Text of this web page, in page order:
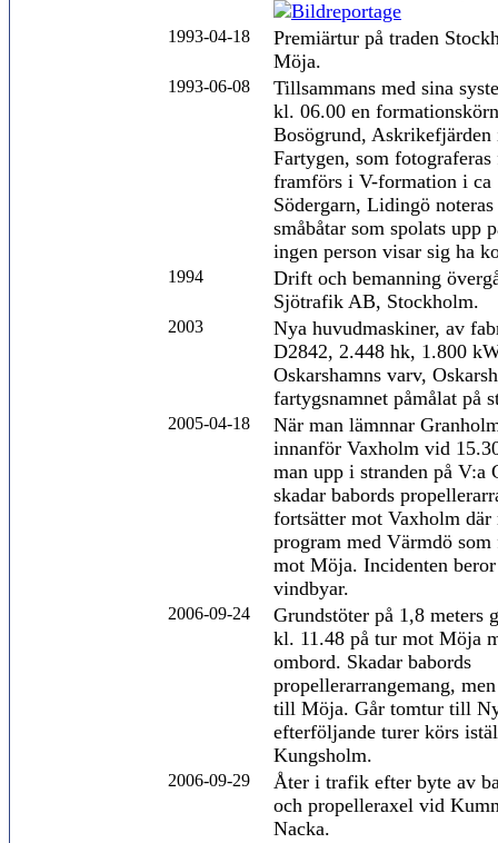
1993-04-18
Premiärtur på traden
Möja.
1993-06-08
Tillsammans med sina
kl. 06.00 en
Bosögrund,
Fartygen, som
framförs i V-formation i ca
Södergarn, Lidingö
småbåtar som spolats upp
ingen person visar sig ha
1994
Drift och bemanning
Sjötrafik AB, Stockholm.
2003
Nya huvudmaskiner, av
D2842, 2.448 hk, 1.800
Oskarshamns varv,
fartygsnamnet påmålat på
2005-04-18
När man lämnnar
innanför Vaxholm vid
man upp i stranden på V:a
skadar babords
fortsätter mot Vaxholm där
program med Värmdö som
mot Möja. Incidenten
vindbyar.
2006-09-24
Grundstöter på 1,8 meters
kl. 11.48 på tur mot Möja
ombord. Skadar babords
propellerarrangemang,
till Möja. Går tomtur till
efterföljande turer körs
Kungsholm.
2006-09-29
Åter i trafik efter byte av
och propelleraxel vid
Nacka.